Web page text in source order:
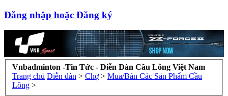
Đăng nhập hoặc Đăng ký
Vnbadminton -Tin Tức - Diễn Đàn Cầu Lông Việt Nam
Trang chủ Diễn đàn > Chợ > Mua/Bán Các Sản Phẩm Cầu
Lông >